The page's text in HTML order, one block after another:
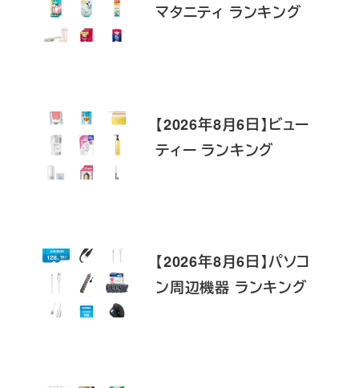
マタニティ ランキング
【2026年8月6日】ビュー
ティー ランキング
【2026年8月6日】パソコ
ン周辺機器 ランキング